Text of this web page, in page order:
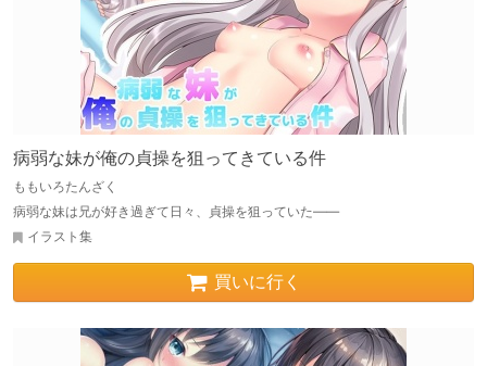
病弱な妹が俺の貞操を狙ってきている件
ももいろたんざく
病弱な妹は兄が好き過ぎて日々、貞操を狙っていた――
イラスト集
買いに行く